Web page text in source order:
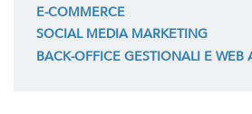
E-COMMERCE
SOCIAL MEDIA MARKETING
BACK-OFFICE GESTIONALI E WEB